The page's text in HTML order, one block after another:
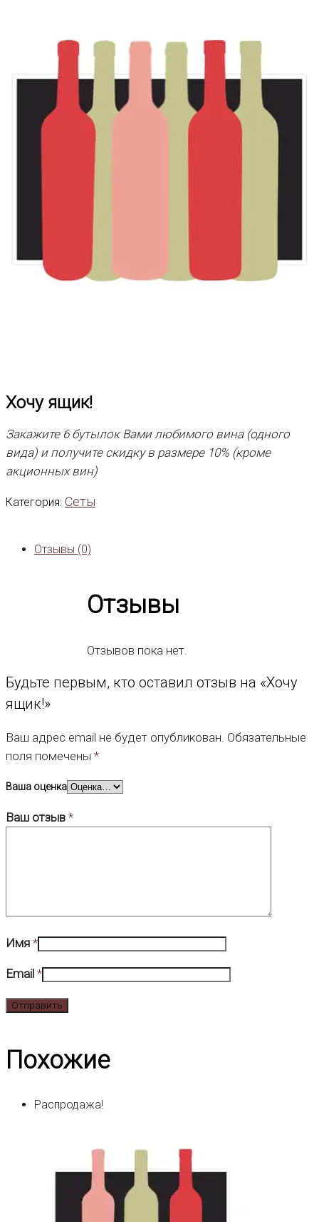
Хочу ящик!
Закажите 6 бутылок Вами любимого вина (одного
вида) и получите скидку в размере 10% (кроме
акционных вин)
Категория: Сеты
Отзывы (0)
Отзывы
Отзывов пока нет.
Будьте первым, кто оставил отзыв на «Хочу
ящик!»
Ваш адрес email не будет опубликован. Обязательные
поля помечены *
Ваша оценка
Ваш отзыв *
Имя *
Email *
Похожие
Распродажа!